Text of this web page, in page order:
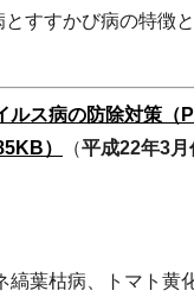
とすすかび病の特徴
ルス病の防除対策（
）
（平成22年3月
縞葉枯病、トマト黄